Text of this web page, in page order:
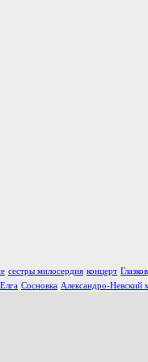
сестры милосердия концерт
Сосновка Александро-Невский